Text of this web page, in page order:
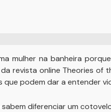
mulher na banheira
revista online Theories of
que podem dar a entender
diferenciar um